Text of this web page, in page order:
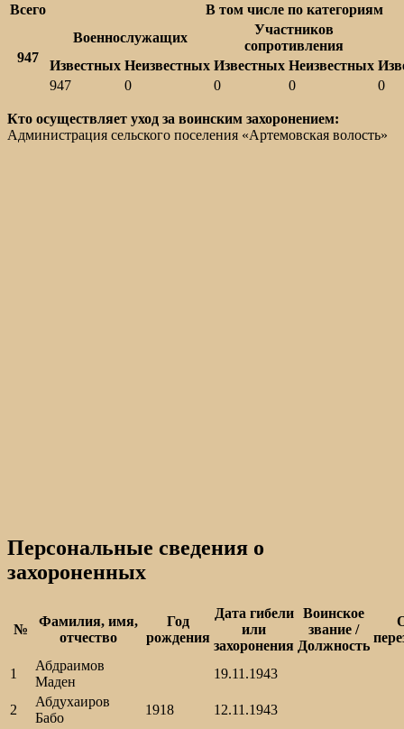
Всего В том числе по категориям
947
Военнослужащих
Участников
сопротивления
Известных Неизвестных Известных Неизвестных
947
0 0 0 0
Кто осуществляет уход за воинским захоронением:
Администрация сельского поселения «Артемовская волость»
Персональные сведения о
захороненных
№
Фамилия, имя,
отчество
Год
рождения
Дата гибели
или
захоронения
Воинское
звание /
Должность
1
Абдраимов
Маден
19.11.1943
2
Абдухаиров
Бабо
1918
12.11.1943